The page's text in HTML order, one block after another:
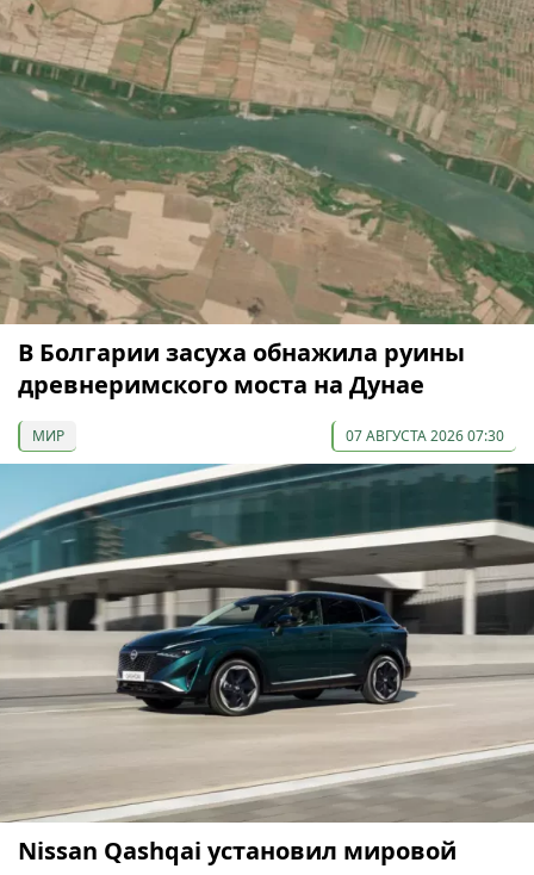
В Болгарии засуха обнажила руины
древнеримского моста на Дунае
МИР 07 АВГУСТА 2026 07:30
Nissan Qashqai установил мировой